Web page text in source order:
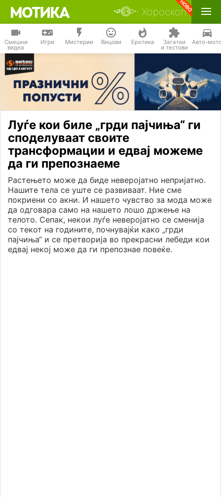
Хороскоп
Смешни
видеа
Игри Мистерии Вицови Еротика Загатки
и тестови
Авто-
Луѓе кои биле „грди пајчиња“ ги
споделуваат своите
трансформации и едвај можеме
да ги препознаеме
Растењето може да биде неверојатно непријатно.
Нашите тела се уште се развиваат. Ние сме
покриени со акни. И нашето чувство за мода може
да одговара само на нашето лошо држење на
телото. Сепак, некои луѓе неверојатно се сменија
со текот на годините, почнувајќи како „грди
пајчиња“ и се претворија во прекрасни лебеди кои
едвај некој може да ги препознае повеќе.